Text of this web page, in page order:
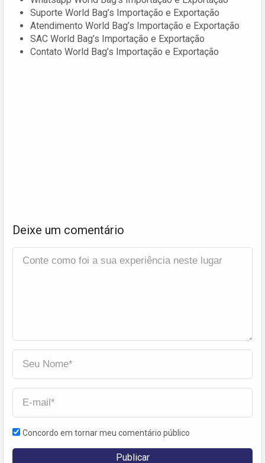
Suporte World Bag’s Importação e Exportação
Atendimento World Bag’s Importação e Exportação
SAC World Bag’s Importação e Exportação
Contato World Bag’s Importação e Exportação
Deixe um comentário
Concordo em tornar meu comentário público